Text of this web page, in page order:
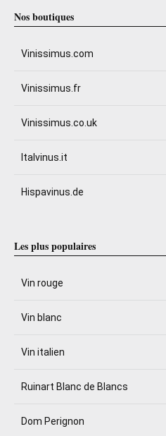
Nos boutiques
Vinissimus.com
Vinissimus.fr
Vinissimus.co.uk
Italvinus.it
Hispavinus.de
Les plus populaires
Vin rouge
Vin blanc
Vin italien
Ruinart Blanc de Blancs
Dom Perignon